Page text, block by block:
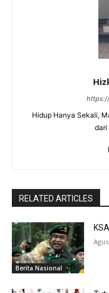
Hidup Hanya Sekali,
dari
RELATED ARTICLES
Berita Nasional